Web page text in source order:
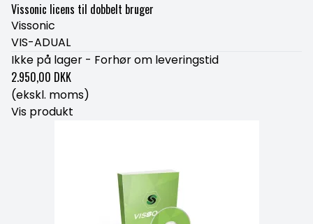
Vissonic licens til dobbelt bruger
Vissonic
VIS-ADUAL
Ikke på lager - Forhør om leveringstid
2.950,00 DKK
(ekskl. moms)
Vis produkt